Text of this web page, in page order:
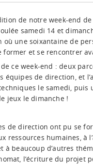
de notre week-end
samedi 14 et
où une soixantaine de
former et se rencontrer
ce week-end : deux
équipes de direction, et
le samedi, puis
jeux le dimanche !
de direction ont pu se
ressources humaines, à
à beaucoup d’autres
l’écriture du projet